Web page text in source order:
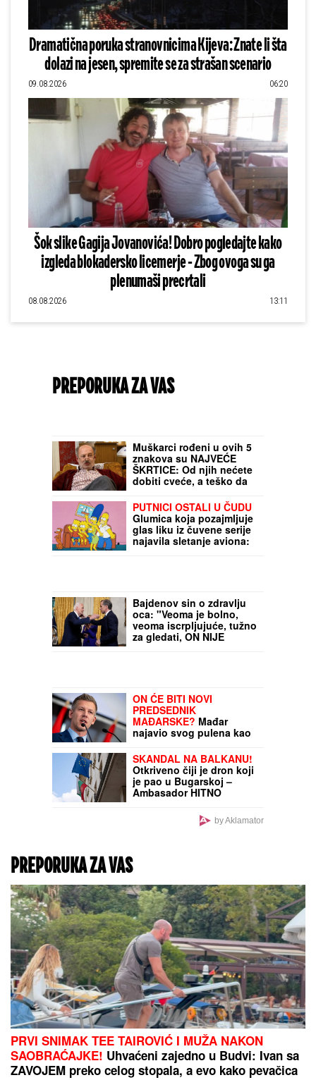
Dramatična poruka stranovnicima Kijeva: Znate li šta
dolazi na jesen, spremite se za strašan scenario
09.08.2026 06:20
Šok slike Gagija Jovanovića! Dobro pogledajte kako
izgleda blokadersko licemerje - Zbog ovoga su ga
plenumaši precrtali
08.08.2026 13:11
PREPORUKA ZA VAS
Muškarci rođeni u ovih 5
znakova su NAJVEĆE
ŠKRTICE: Od njih nećete
dobiti cveće, a teško da
najavila sletanje aviona:
"Dame i gospodo, ovde
Bart Simpson"
Bajdenov sin o zdravlju
oca: "Veoma je bolno,
veoma iscrpljujuće, tužno
za gledati, ON NIJE
DOBRO"